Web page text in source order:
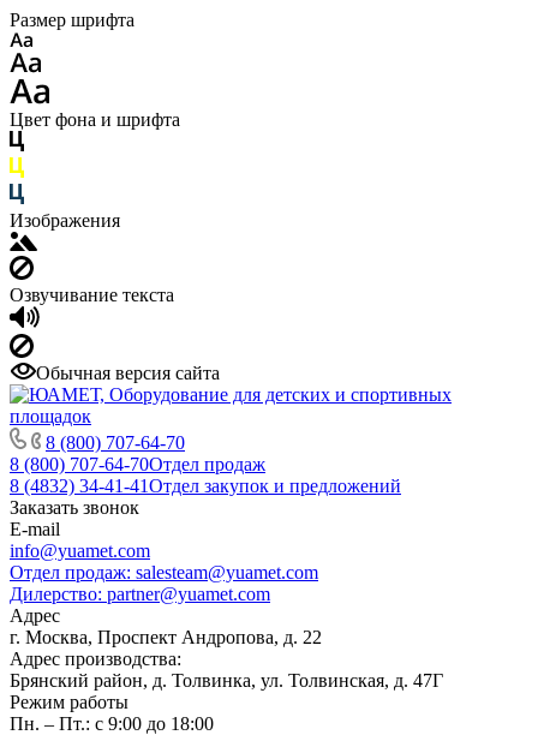
Размер шрифта
Цвет фона и шрифта
Изображения
Озвучивание текста
Обычная версия сайта
8 (800) 707-64-70
8 (800) 707-64-70Отдел продаж
8 (4832) 34-41-41Отдел закупок и предложений
Заказать звонок
E-mail
info@yuamet.com
Отдел продаж: salesteam@yuamet.com
Дилерство: partner@yuamet.com
Адрес
г. Москва, Проспект Андропова, д. 22
Адрес производства:
Брянский район, д. Толвинка, ул. Толвинская, д. 47Г
Режим работы
Пн. – Пт.: с 9:00 до 18:00